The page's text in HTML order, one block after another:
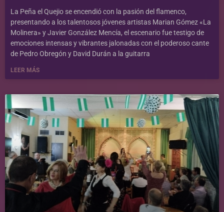
La Peña el Quejio se encendió con la pasión del flamenco,
presentando a los talentosos jóvenes artistas Marian Gómez «La
Molinera» y Javier González Mencía, el escenario fue testigo de
emociones intensas y vibrantes jalonadas con el poderoso cante
de Pedro Obregón y David Durán a la guitarra
LEER MÁS